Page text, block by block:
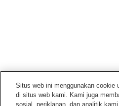
Beranda Jepang
Situs web ini menggunakan cookie
di situs web kami. Kami juga
sosial, periklanan, dan analitik kami.